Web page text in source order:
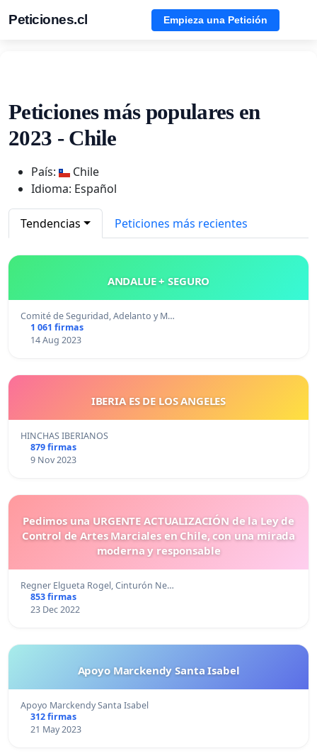
Peticiones.cl Empieza una Petición
Peticiones más populares en
2023 - Chile
País:
Chile
Idioma: Español
Tendencias Peticiones más recientes
ANDALUE + SEGURO
Comité de Seguridad, Adelanto y M…
1 061 firmas
14 Aug 2023
IBERIA ES DE LOS ANGELES
HINCHAS IBERIANOS
879 firmas
9 Nov 2023
Pedimos una URGENTE ACTUALIZACIÓN de la Ley de
Control de Artes Marciales en Chile, con una mirada
moderna y responsable
Regner Elgueta Rogel, Cinturón Ne…
853 firmas
23 Dec 2022
Apoyo Marckendy Santa Isabel
Apoyo Marckendy Santa Isabel
312 firmas
21 May 2023